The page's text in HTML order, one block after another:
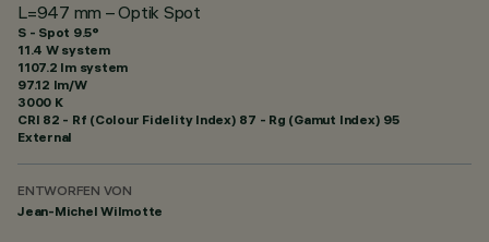
L=947 mm – Optik Spot
S - Spot 9.5°
11.4 W system
1107.2 lm system
97.12 lm/W
3000 K
CRI 82 - Rf (Colour Fidelity Index) 87 - Rg (Gamut Index) 95
External
ENTWORFEN VON
Jean-Michel Wilmotte